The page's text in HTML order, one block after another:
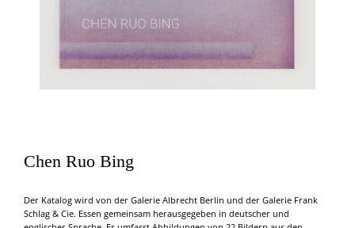
Chen Ruo Bing
Der Katalog wird von der Galerie Albrecht Berlin und der Galerie Frank
Schlag & Cie. Essen gemeinsam herausgegeben in deutscher und